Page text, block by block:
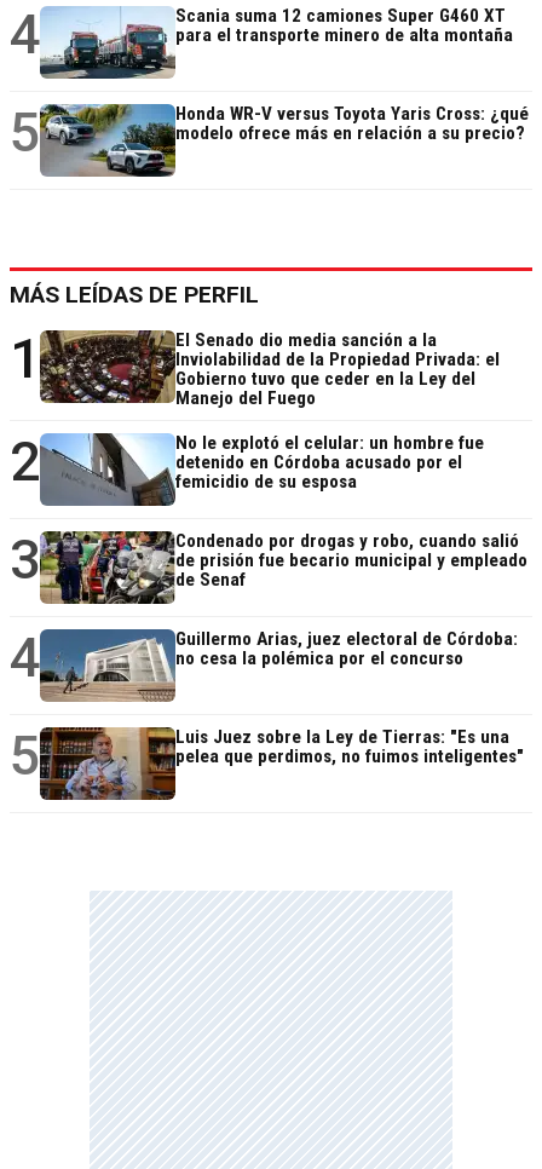
4
Scania suma 12 camiones Super G460 XT
para el transporte minero de alta montaña
5
Honda WR-V versus Toyota Yaris Cross: ¿qué
modelo ofrece más en relación a su precio?
MÁS LEÍDAS DE PERFIL
1
El Senado dio media sanción a la
Inviolabilidad de la Propiedad Privada: el
Gobierno tuvo que ceder en la Ley del
Manejo del Fuego
2
No le explotó el celular: un hombre fue
detenido en Córdoba acusado por el
femicidio de su esposa
3
Condenado por drogas y robo, cuando salió
de prisión fue becario municipal y empleado
de Senaf
4
Guillermo Arias, juez electoral de Córdoba:
no cesa la polémica por el concurso
5
Luis Juez sobre la Ley de Tierras: "Es una
pelea que perdimos, no fuimos inteligentes"